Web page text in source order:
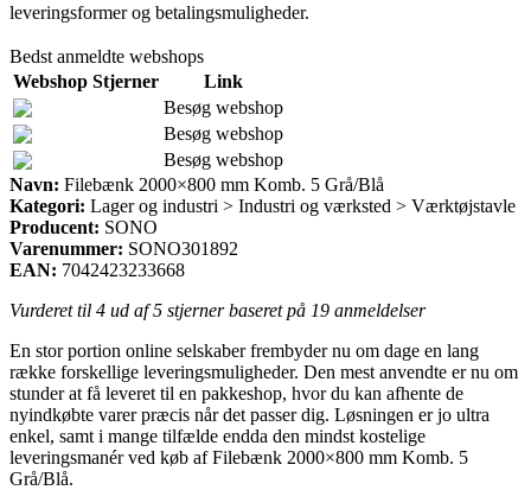
leveringsformer og betalingsmuligheder.
Bedst anmeldte webshops
Webshop Stjerner
Link
Besøg webshop
Besøg webshop
Besøg webshop
Navn: Filebænk 2000×800 mm Komb. 5 Grå/Blå
Kategori: Lager og industri > Industri og værksted > Værktøjstavle
Producent: SONO
Varenummer: SONO301892
EAN: 7042423233668
Vurderet til 4 ud af 5 stjerner baseret på 19 anmeldelser
En stor portion online selskaber frembyder nu om dage en lang
række forskellige leveringsmuligheder. Den mest anvendte er nu om
stunder at få leveret til en pakkeshop, hvor du kan afhente de
nyindkøbte varer præcis når det passer dig. Løsningen er jo ultra
enkel, samt i mange tilfælde endda den mindst kostelige
leveringsmanér ved køb af Filebænk 2000×800 mm Komb. 5
Grå/Blå.